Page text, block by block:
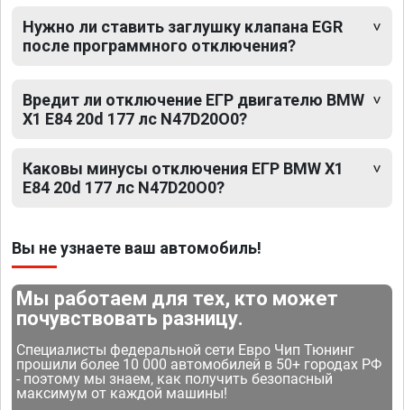
Нужно ли ставить заглушку клапана EGR
после программного отключения?
Вредит ли отключение ЕГР двигателю BMW
X1 E84 20d 177 лс N47D20O0?
Каковы минусы отключения ЕГР BMW X1
E84 20d 177 лс N47D20O0?
Вы не узнаете ваш автомобиль!
Мы работаем для тех, кто может
почувствовать разницу.
Специалисты федеральной сети Евро Чип Тюнинг
прошили более 10 000 автомобилей в 50+ городах РФ
- поэтому мы знаем, как получить безопасный
максимум от каждой машины!